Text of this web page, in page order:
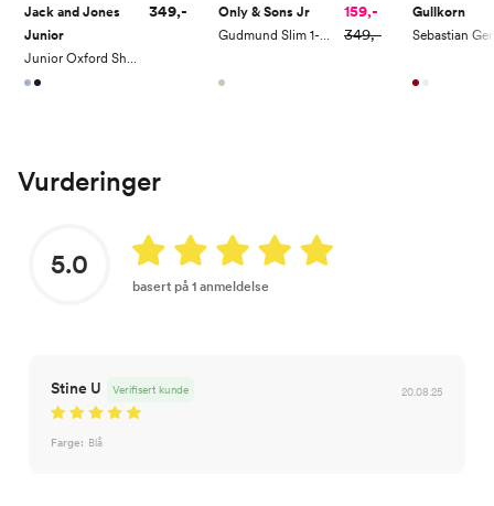
Jack and Jones
Junior
349,-
Only & Sons Jr
159,-
349,-
Gullkorn
Sebastian
Vurderinger
5.0
basert på 1 anmeldelse
Stine U 20.08.25
Verifisert kunde
Farge: Blå